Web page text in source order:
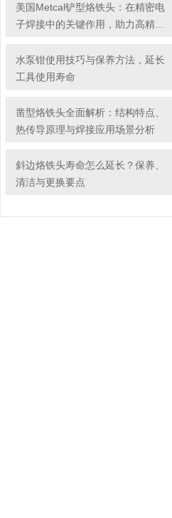
美国Metcal铲型烙铁头：在精密电
子焊接中的关键作用，助力高精度
水泵钳使用技巧与保养方法，延长
工具使用寿命
凿型烙铁头全面解析：结构特点、
热传导原理与焊接应用场景分析
斜边烙铁头寿命怎么延长？保养、
清洁与更换要点